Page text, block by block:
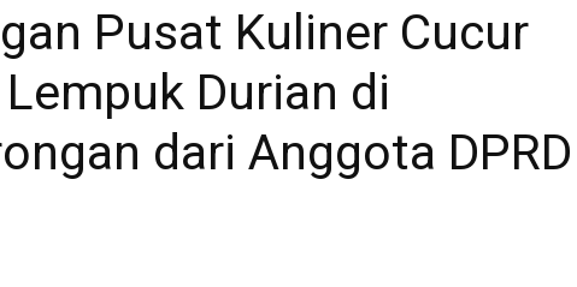
Pusat Kuliner Cucur
Durian di
dari Anggota DPRD